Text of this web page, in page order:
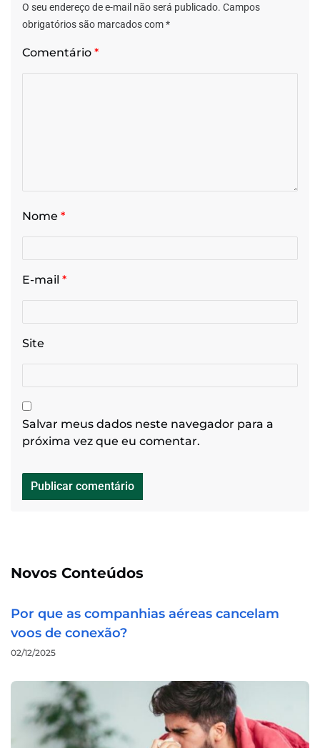
O seu endereço de e-mail não será publicado. Campos
obrigatórios são marcados com*
Comentário *
Nome *
E-mail *
Site
Salvar meus dados neste navegador para a
próxima vez que eu comentar.
Novos Conteúdos
Por que as companhias aéreas cancelam
voos de conexão?
02/12/2025